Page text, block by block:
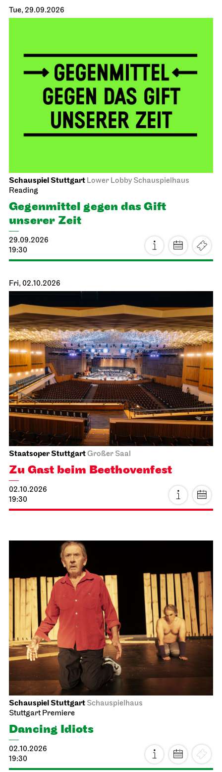
Tue, 29.09.2026
Schauspiel Stuttgart Lower Lobby Schauspielhaus
Reading
Gegenmittel gegen das Gift
unserer Zeit
29.09.2026
19:30
Fri, 02.10.2026
Staatsoper StuttgartGroßer Saal
Zu Gast beim Beethovenfest
02.10.2026
19:30
Schauspiel Stuttgart Schauspielhaus
Stuttgart Premiere
Dancing Idiots
02.10.2026
19:30